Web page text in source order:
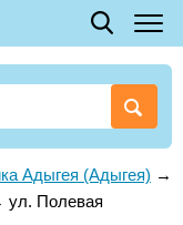
Адыгея (Адыгея) →
ул. Полевая